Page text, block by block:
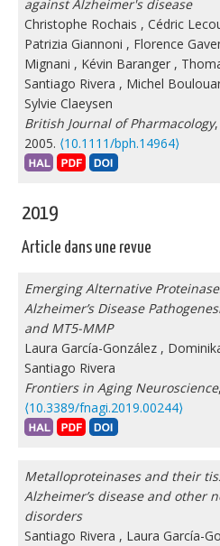
against Alzheimer's disease
Christophe Rochais , Cédric
Patrizia Giannoni , Florence
Mignani , Kévin Baranger ,
Santiago Rivera , Michel
Sylvie Claeysen
British Journal of Pharmacology
2005. ⟨10.1111/bph.14964⟩
2019
Article dans une revue
Emerging Alternative
Alzheimer’s Disease
and MT5-MMP
Laura García-González ,
Santiago Rivera
Frontiers in Aging Neuroscience
⟨10.3389/fnagi.2019.00244⟩
Metalloproteinases and their
Alzheimer’s disease and other
disorders
Santiago Rivera , Laura García-